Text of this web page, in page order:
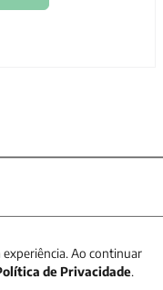
experiência. Ao continuar
de Privacidade.